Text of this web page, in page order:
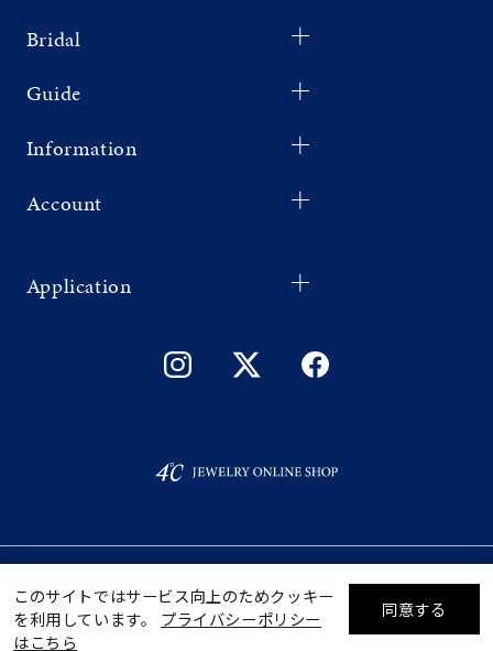
絞り込んで検索する
Bridal
Guide
Information
Account
Application
このサイトではサービス向上のためクッキー
を利用しています。 プライバシーポリシー
はこちら
同意する